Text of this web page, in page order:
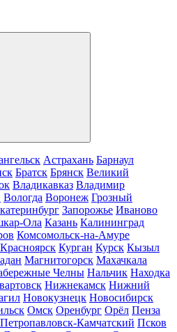
Астрахань Барнаул
Братск Брянск Великий
Владикавказ Владимир
Вологда Воронеж Грозный
Запорожье Иваново
Ола Казань Калининград
Комсомольск-на-Амуре
Красноярск Курган Курск Кызыл
Магнитогорск Махачкала
Челны Нальчик Находка
Нижнекамск Нижний
Новокузнецк Новосибирск
Омск Оренбург Орёл Пенза
Петропавловск-Камчатский Псков